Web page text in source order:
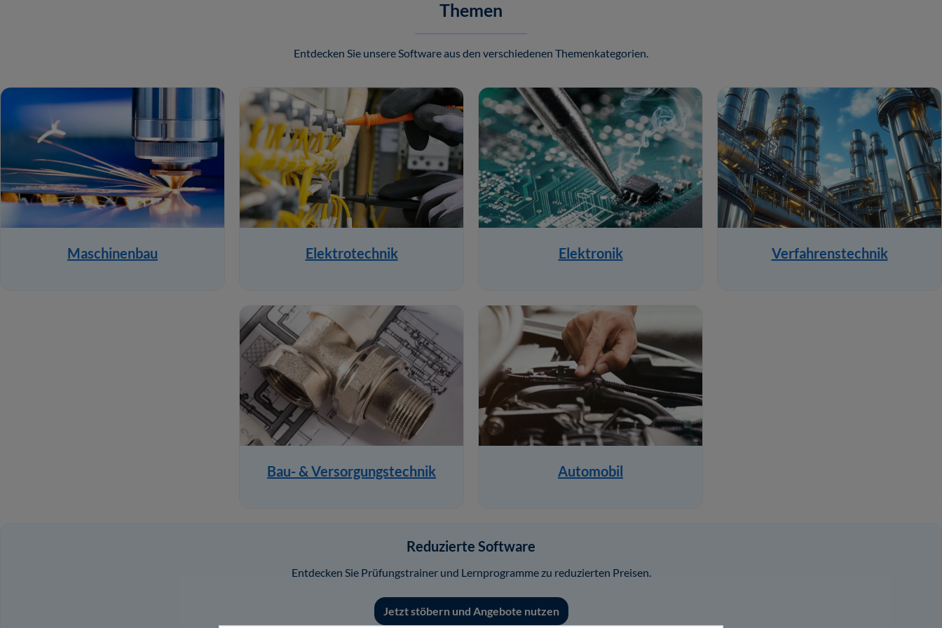
Themen
Entdecken Sie unsere Software aus den verschiedenen Themenkategorien.
Maschinenbau Elektrotechnik Elektronik Verfahrenstechnik
Bau- & Versorgungstechnik Automobil
Reduzierte Software
Entdecken Sie Prüfungstrainer und Lernprogramme zu reduzierten Preisen.
Jetzt stöbern und Angebote nutzen